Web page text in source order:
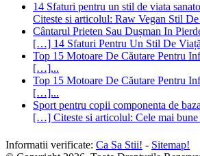
14 Sfaturi pentru un stil de viata
Citeste si articolul: Raw Vegan Stil
Cântarul Prieten Sau Dușman In
[…] 14 Sfaturi Pentru Un Stil De
Top 15 Motoare De Căutare Pentru
[…]...
Top 15 Motoare De Căutare Pentru
[…]...
Sport pentru copii componenta de
[…] Citeste si articolul: Cele mai
Informatii verificate: Ca Sa Stii! - Sitemap!